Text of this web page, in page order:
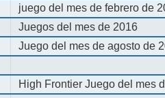
juego del mes de febrero de
Juegos del mes de 2016
Juego del mes de agosto de
High Frontier Juego del mes